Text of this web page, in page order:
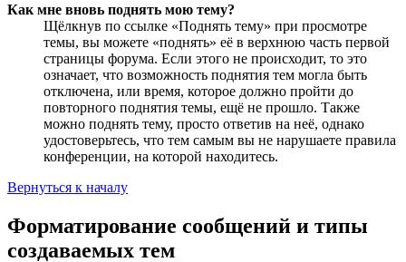
Как мне вновь поднять мою тему?
Щёлкнув по ссылке «Поднять тему» при просмотре
темы, вы можете «поднять» её в верхнюю часть первой
страницы форума. Если этого не происходит, то это
означает, что возможность поднятия тем могла быть
отключена, или время, которое должно пройти до
повторного поднятия темы, ещё не прошло. Также
можно поднять тему, просто ответив на неё, однако
удостоверьтесь, что тем самым вы не нарушаете правила
конференции, на которой находитесь.
Вернуться к началу
Форматирование сообщений и типы
создаваемых тем